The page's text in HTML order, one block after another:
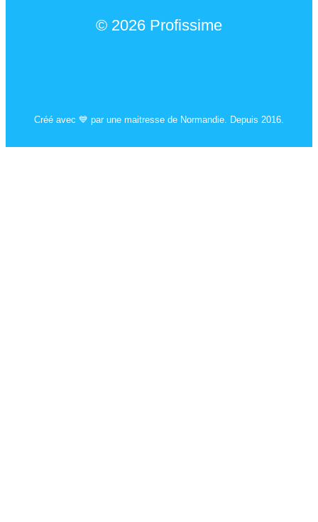
© 2026 Profissime
Créé avec 💙 par une maitresse de Normandie. Depuis 2016.